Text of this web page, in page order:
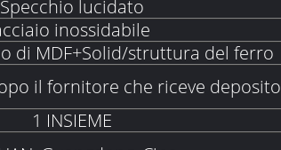
Specchio lucidato
inossidabile
di MDF+Solid/struttura del ferro
il fornitore che riceve deposito
1 INSIEME